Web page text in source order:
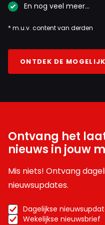
En nog veel meer…
* m.u.v. content van derden
ONTDEK DE
Ontvang het
nieuws in jouw
Mis niets! Ontvang
nieuwsupdates.
Dagelijkse
Wekelijkse nieuwsbrief